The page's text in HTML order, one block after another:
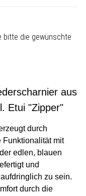
bitte die gewünschte
aus
Etui "Zipper"
durch
Funktionalität mit
edlen, blauen
und
zu sein.
durch die